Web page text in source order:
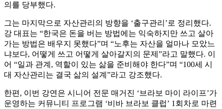
의를 당부했다.
그는 마지막으로 자산관리의 방향을 ‘출구관리’로 정리했다.
강 대표는 “한국은 돈을 버는 방법에는 익숙하지만 쓰고 살아
가는 방법은 배우지 못했다”며 “노후는 자산을 얼마나 모았느
냐보다, 어떻게 쓰고 어떻게 살아갈지의 문제”라고 말했다. 이
어 “일과 관계, 역할이 있는 삶을 준비해야 한다”며 “100세 시
대 자산관리는 결국 삶의 설계”라고 강조했다.
한편, 이번 강연은 시니어 전문 매거진 ‘브라보 마이 라이프’가
운영하는 커뮤니티 프로그램 ‘비바 브라보 클럽’ 1회차로 마련